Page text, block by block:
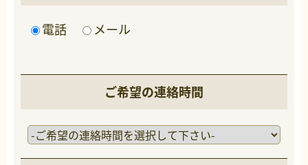
電話 メール
ご希望の連絡時間